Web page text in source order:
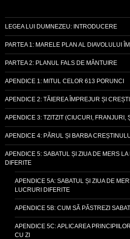
LEGEA LUI DUMNEZEU: INTRODUCERE
PARTEA 1: MARELE PLAN AL DIAVOLULUI
PARTEA 2: PLANUL FALS DE MÂNTUIRE
APENDICE 1: MITUL CELOR 613 PORUNCI
APENDICE 2: TĂIEREA ÎMPREJUR ȘI
APENDICE 3: TZITZIT (CIUCURI, FRANJURI,
APENDICE 4: PĂRUL ȘI BARBA
APENDICE 5: SABATUL ȘI ZIUA DE MERS
DIFERITE
APENDICE 5A: SABATUL ȘI ZIUA DE
LUCRURI DIFERITE
APENDICE 5B: CUM SĂ PĂSTREZI
APENDICE 5C: APLICAREA
CU ZI